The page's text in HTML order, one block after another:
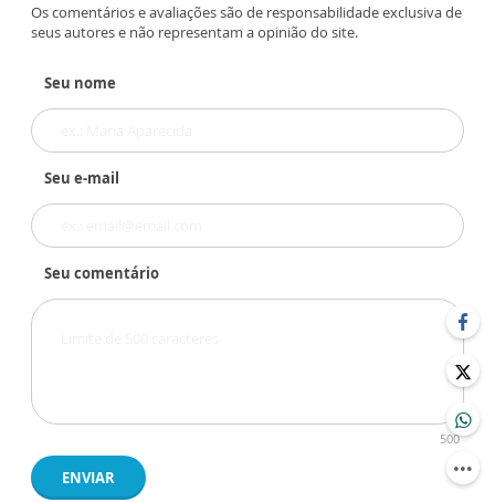
Os comentários e avaliações são de responsabilidade exclusiva de
seus autores e não representam a opinião do site.
Seu nome
Seu e-mail
Seu comentário
500
ENVIAR